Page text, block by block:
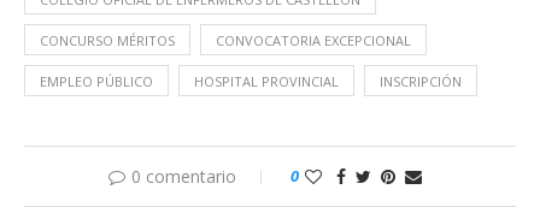
CONCURSO MÉRITOS CONVOCATORIA EXCEPCIONAL
EMPLEO PÚBLICO HOSPITAL PROVINCIAL INSCRIPCIÓN
0 comentario 0